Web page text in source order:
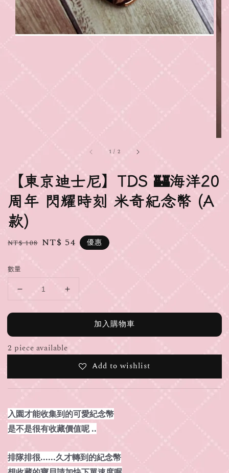
1 / 2
【東京迪士尼】TDS 🏰海洋20
周年 閃耀時刻 米奇紀念幣 (A
款)
Regular
NT$ 108 Sale
NT$ 54 優惠
數量
加入購物車
2 piece available
Add to wishlist
入園才能收集到的可愛紀念幣
是不是很有收藏價值呢 ..
排隊排很......久才轉到的紀念幣